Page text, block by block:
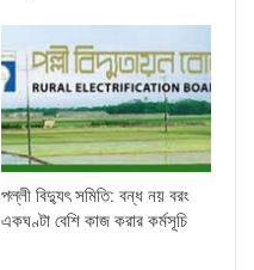
পল্লী বিদ্যুৎ সমিতি: বন্ধ নয় বরং
একঘণ্টা বেশি কাজ করার কর্মসূচি